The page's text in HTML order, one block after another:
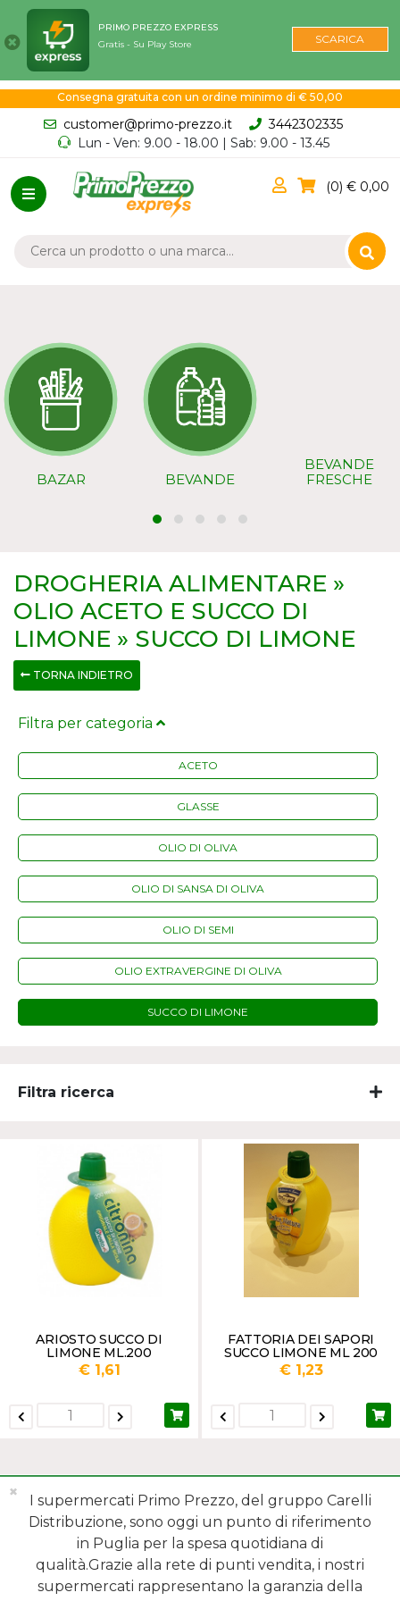
PRIMO PREZZO EXPRESS
Gratis - Su Play Store
SCARICA
Consegna gratuita con un ordine minimo di € 50,00
customer@primo-prezzo.it
3442302335
Lun - Ven: 9.00 - 18.00 | Sab: 9.00 - 13.45
0 0,00
BAZAR BEVANDE
BEVANDE
FRESCHE
DROGHERIA ALIMENTARE »
OLIO ACETO E SUCCO DI
LIMONE » SUCCO DI LIMONE
TORNA INDIETRO
Filtra per categoria
ACETO
GLASSE
OLIO DI OLIVA
OLIO DI SANSA DI OLIVA
OLIO DI SEMI
OLIO EXTRAVERGINE DI OLIVA
SUCCO DI LIMONE
Filtra ricerca
ARIOSTO SUCCO DI
LIMONE ML.200
€ 1,61
FATTORIA DEI SAPORI
SUCCO LIMONE ML 200
€ 1,23
MENÙ
I supermercati Primo Prezzo, del gruppo Carelli
Distribuzione, sono oggi un punto di riferimento
in Puglia per la spesa quotidiana di
qualità.Grazie alla rete di punti vendita, i nostri
supermercati rappresentano la garanzia della
✖